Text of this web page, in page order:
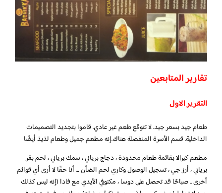
تقارير المتابعين
التقرير الاول
طعام جيد بسعر جيد. لا تتوقع طعم غير عادي. قاموا بتجديد التصميمات
الداخلية. قسم الأسرة المنفصلة هناك.إنه مطعم جميل وطعام لذيذ أيضًا
مطعم كيرالا بقائمة طعام محدودة ، دجاج برياني ، سمك برياني ، لحم بقر
برياني ، أرز جي ، تسجيل الوصول وكاري لحم الضأن … أنا حقًا لا أرى أي قوائم
أخرى .. صباحًا قد تحصل على دوسا ، مكتوفي الأيدي مع فادا (إنه ليس كذلك